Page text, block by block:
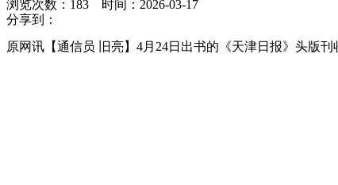
浏览次数： 183 时间：2026-03-17
分享到：
原网讯【通信员 旧亮】4月24日出书的《天津日报》头版